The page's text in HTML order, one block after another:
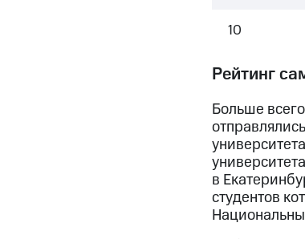
10
Рейтинг
Больше
в
студентов